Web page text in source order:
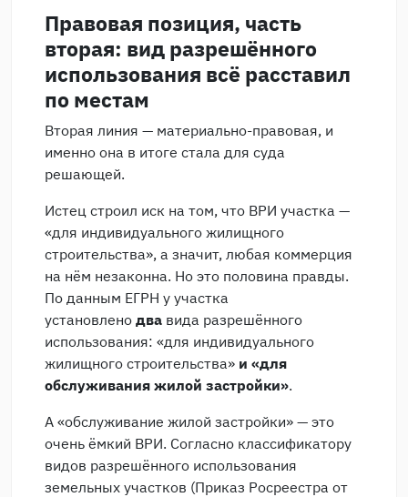
Правовая позиция, часть
вторая: вид разрешённого
использования всё расставил
по местам
Вторая линия — материально-правовая, и
именно она в итоге стала для суда
решающей.
Истец строил иск на том, что ВРИ участка —
«для индивидуального жилищного
строительства», а значит, любая коммерция
на нём незаконна. Но это половина правды.
По данным ЕГРН у участка
установлено два вида разрешённого
использования: «для индивидуального
жилищного строительства» и «для
обслуживания жилой застройки».
А «обслуживание жилой застройки» — это
очень ёмкий ВРИ. Согласно классификатору
видов разрешённого использования
земельных участков (Приказ Росреестра от